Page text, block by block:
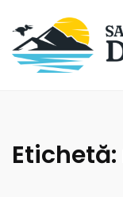
Etichetă: